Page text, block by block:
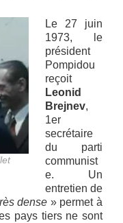
Le 27 juin
1973, le
président
Pompidou
reçoit
Leonid
Brejnev,
1er
secrétaire
du parti
communist
e. Un
entretien de
dense » permet à
pays tiers ne sont